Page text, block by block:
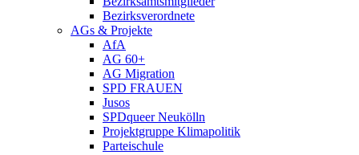
Bezirksverordnete
AGs & Projekte
AfA
AG 60+
AG Migration
SPD FRAUEN
Jusos
SPDqueer Neukölln
Projektgruppe Klimapolitik
Parteischule